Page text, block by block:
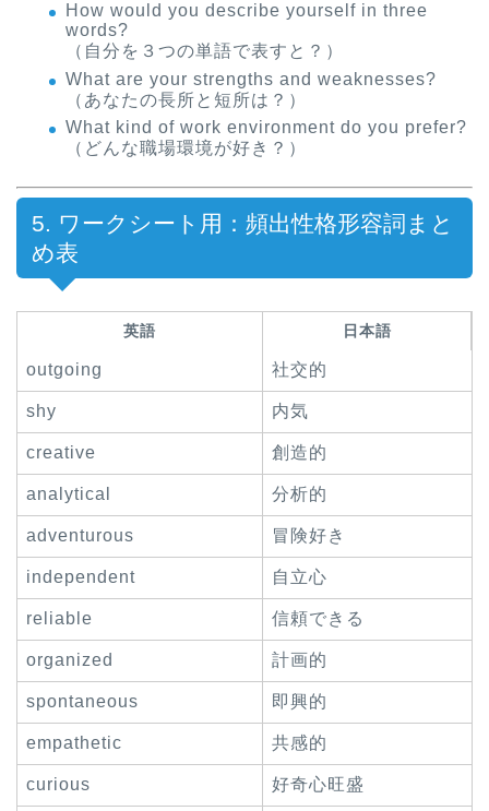
How would you describe yourself in three
words?
（自分を３つの単語で表すと？）
What are your strengths and weaknesses?
（あなたの長所と短所は？）
What kind of work environment do you prefer?
（どんな職場環境が好き？）
5. ワークシート用：頻出性格形容詞まと
め表
英語 日本語
outgoing 社交的
shy 内気
creative 創造的
analytical 分析的
adventurous 冒険好き
independent 自立心
reliable 信頼できる
organized 計画的
spontaneous 即興的
empathetic 共感的
curious 好奇心旺盛